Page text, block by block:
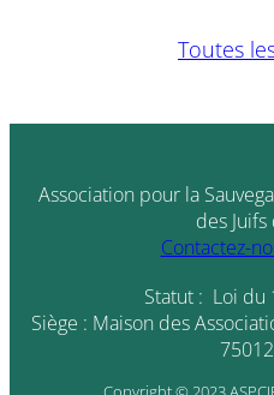
Toutes
Association pour la
des Juifs
Contactez-
Statut : Loi du
Siège : Maison des